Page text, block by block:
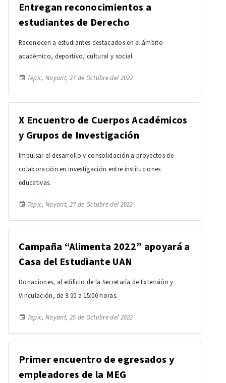
Entregan reconocimientos a
estudiantes de Derecho
Reconocen a estudiantes destacados en el ámbito
académico, deportivo, cultural y social.
Tepic, Nayarit, 27 de Octubre del 2022
X Encuentro de Cuerpos Académicos
y Grupos de Investigación
Impulsar el desarrollo y consolidación a proyectos de
colaboración en investigación entre instituciones
educativas.
Tepic, Nayarit, 27 de Octubre del 2022
Campaña “Alimenta 2022” apoyará a
Casa del Estudiante UAN
Donaciones, al edificio de la Secretaría de Extensión y
Vinculación, de 9:00 a 15:00 horas.
Tepic, Nayarit, 25 de Octubre del 2022
Primer encuentro de egresados y
empleadores de la MEG